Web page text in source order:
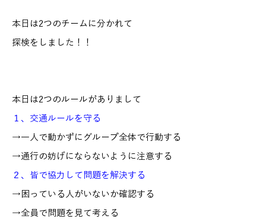
本日は2つのチームに分かれて
探検をしました！！
本日は2つのルールがありまして
１、交通ルールを守る
→一人で動かずにグループ全体で行動する
→通行の妨げにならないように注意する
２、皆で協力して問題を解決する
→困っている人がいないか確認する
→全員で問題を見て考える